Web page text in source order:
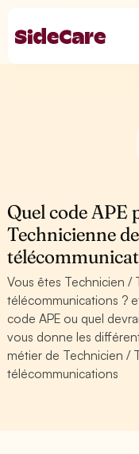
Quel code APE
Technicienne
Vous êtes Technicien /
télécommunications ?
code APE ou quel
vous donne les
métier de Technicien /
télécommunications